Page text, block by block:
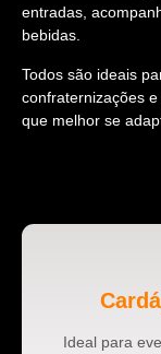
entradas,
bebidas.
Todos são ideais
confraternizações
que melhor se
Ideal para